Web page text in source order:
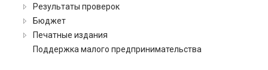
Результаты проверок
Бюджет
Печатные издания
Поддержка малого предпринимательства